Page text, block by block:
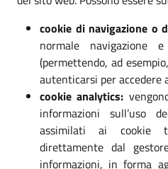
cookie di navigazione o
normale
(permettendo, ad
autenticarsi per accedere
cookie analytics:
informazioni sull’uso
assimilati ai cookie
direttamente dal
informazioni, in forma